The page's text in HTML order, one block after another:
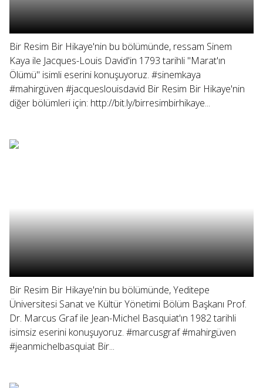
Bir Resim Bir Hikaye'nin bu bölümünde, ressam Sinem
Kaya ile Jacques-Louis David'in 1793 tarihli "Marat'ın
Ölümü" isimli eserini konuşuyoruz. #sinemkaya
#mahirgüven #jacqueslouisdavid Bir Resim Bir Hikaye'nin
diğer bölümleri için: http://bit.ly/birresimbirhikaye...
Bir Resim Bir Hikaye'nin bu bölümünde, Yeditepe
Üniversitesi Sanat ve Kültür Yönetimi Bölüm Başkanı Prof.
Dr. Marcus Graf ile Jean-Michel Basquiat'ın 1982 tarihli
isimsiz eserini konuşuyoruz. #marcusgraf #mahirgüven
#jeanmichelbasquiat Bir...